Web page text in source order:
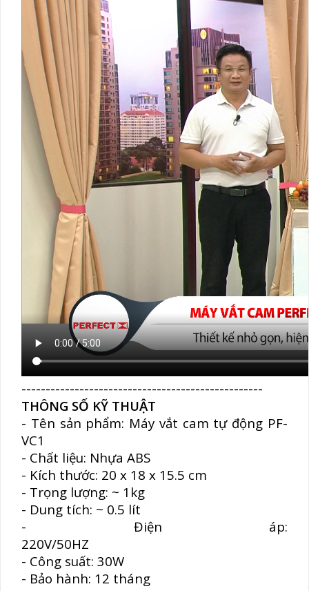
--------------------------------------------------
THÔNG SỐ KỸ THUẬT
- Tên sản phẩm: Máy vắt cam tự động PF-
VC1
- Chất liệu: Nhựa ABS
- Kích thước: 20 x 18 x 15.5 cm
- Trọng lượng: ~ 1kg
- Dung tích: ~ 0.5 lít
- Điện áp:
220V/
- Công suất: 30W
- Bảo hành: 12 tháng